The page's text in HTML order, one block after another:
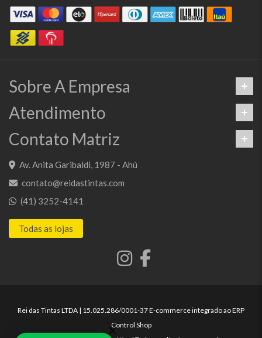
Sobre A Empresa
Atendimento
Contato Matriz
Av. Anita Garibaldi, 1987 - Ahú
contato@reidastintas.com
(41) 3252-4141
Todas as lojas
Rei das Tintas LTDA | 15.025.286/0001-37 E-commerce integrado ao ERP
Control Shop